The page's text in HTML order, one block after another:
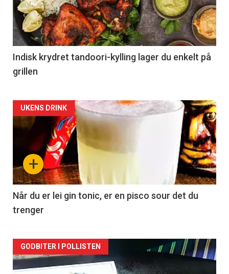
Indisk krydret tandoori-kylling lager du enkelt på
grillen
Forsiden
akkurat
nå
-
2
+
UKENS DRINK
Når du er lei gin tonic, er en pisco sour det du
trenger
Forsiden
akkurat
GODBITER I POLLISTEN